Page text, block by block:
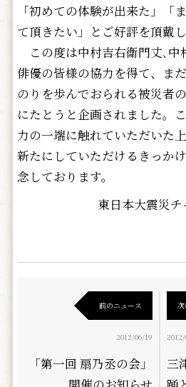
「初めての体験が出来た」「
て頂きたい」とご好評を頂戴し
この度は中村吉右衛門丈､中
俳優の皆様の協力を得て、ま
のりを歩んでおられる被災者
にたとうと企画されました。
力の一端に触れていただいた
新たにしていただけるきっか
念しております。
東日本大震災
前のニュース
2012/06/19
「第一回 扇乃丞の会」
三